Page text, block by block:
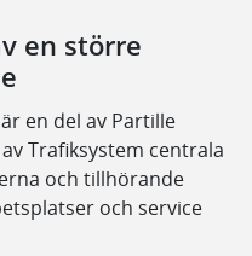
en större
en del av Partille
Trafiksystem centrala
och tillhörande
och service